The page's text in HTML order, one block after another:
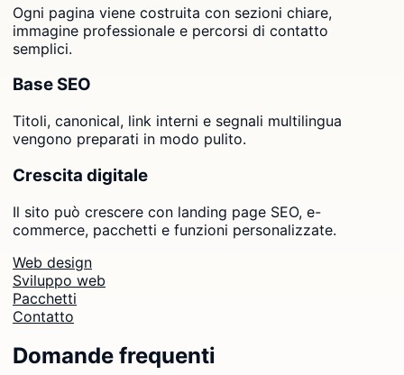
Ogni pagina viene costruita con sezioni chiare,
immagine professionale e percorsi di contatto
semplici.
Base SEO
Titoli, canonical, link interni e segnali multilingua
vengono preparati in modo pulito.
Crescita digitale
Il sito può crescere con landing page SEO, e-
commerce, pacchetti e funzioni personalizzate.
Web design
Sviluppo web
Pacchetti
Contatto
Domande frequenti